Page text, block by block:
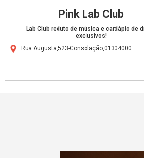
Pink Lab Club
Lab Club reduto de música e cardápio de
exclusivos!
Rua Augusta,523-Consolação,01304000